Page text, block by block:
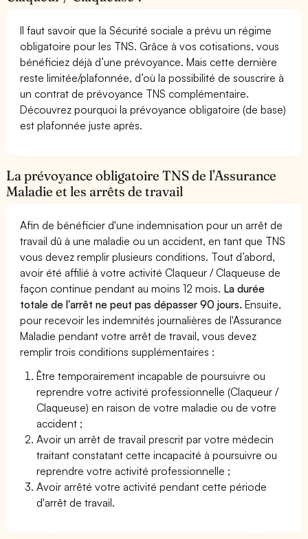
Il faut savoir que la Sécurité sociale a prévu un régime
obligatoire pour les TNS. Grâce à vos cotisations, vous
bénéficiez déjà d’une prévoyance. Mais cette dernière
reste limitée/plafonnée, d’où la possibilité de souscrire à
un contrat de prévoyance TNS complémentaire.
Découvrez pourquoi la prévoyance obligatoire (de base)
est plafonnée juste après.
La prévoyance obligatoire TNS de l’Assurance
Maladie et les arrêts de travail
Afin de bénéficier d'une indemnisation pour un arrêt de
travail dû à une maladie ou un accident, en tant que TNS
vous devez remplir plusieurs conditions. Tout d’abord,
avoir été affilié à votre activité Claqueur / Claqueuse de
façon continue pendant au moins 12 mois. La durée
totale de l'arrêt ne peut pas dépasser 90 jours. Ensuite,
pour recevoir les indemnités journalières de l'Assurance
Maladie pendant votre arrêt de travail, vous devez
remplir trois conditions supplémentaires :
Être temporairement incapable de poursuivre ou
reprendre votre activité professionnelle (Claqueur /
Claqueuse) en raison de votre maladie ou de votre
accident ;
Avoir un arrêt de travail prescrit par votre médecin
traitant constatant cette incapacité à poursuivre ou
reprendre votre activité professionnelle ;
Avoir arrêté votre activité pendant cette période
d'arrêt de travail.